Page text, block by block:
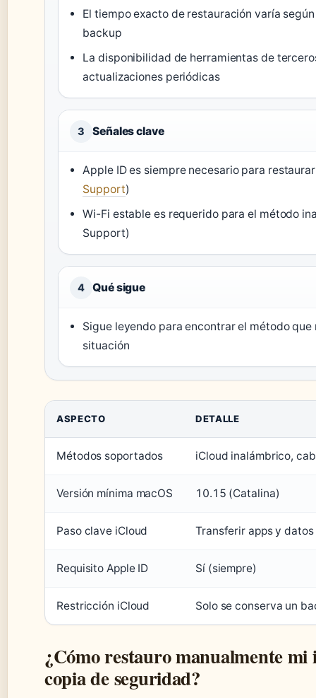
El tiempo exacto de restauración varía
backup
La disponibilidad de herramientas de
actualizaciones periódicas
3 Señales clave
Apple ID es siempre necesario para
Support)
Wi-Fi estable es requerido para el método
Support)
4 Qué sigue
Sigue leyendo para encontrar el método
situación
ASPECTO DETALLE
Métodos soportados iCloud inalámbrico,
Versión mínima macOS 10.15 (Catalina)
Paso clave iCloud Transferir apps y
Requisito Apple ID Sí (siempre)
Restricción iCloud Solo se conserva un
¿Cómo restauro manualmente mi
copia de seguridad?